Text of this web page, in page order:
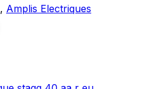
, Amplis Electriques